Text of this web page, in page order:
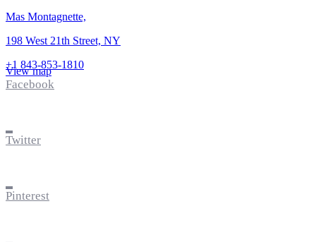
Mas Montagnette,
198 West 21th Street, NY
+1 843-853-1810
View map
Facebook
Twitter
Pinterest